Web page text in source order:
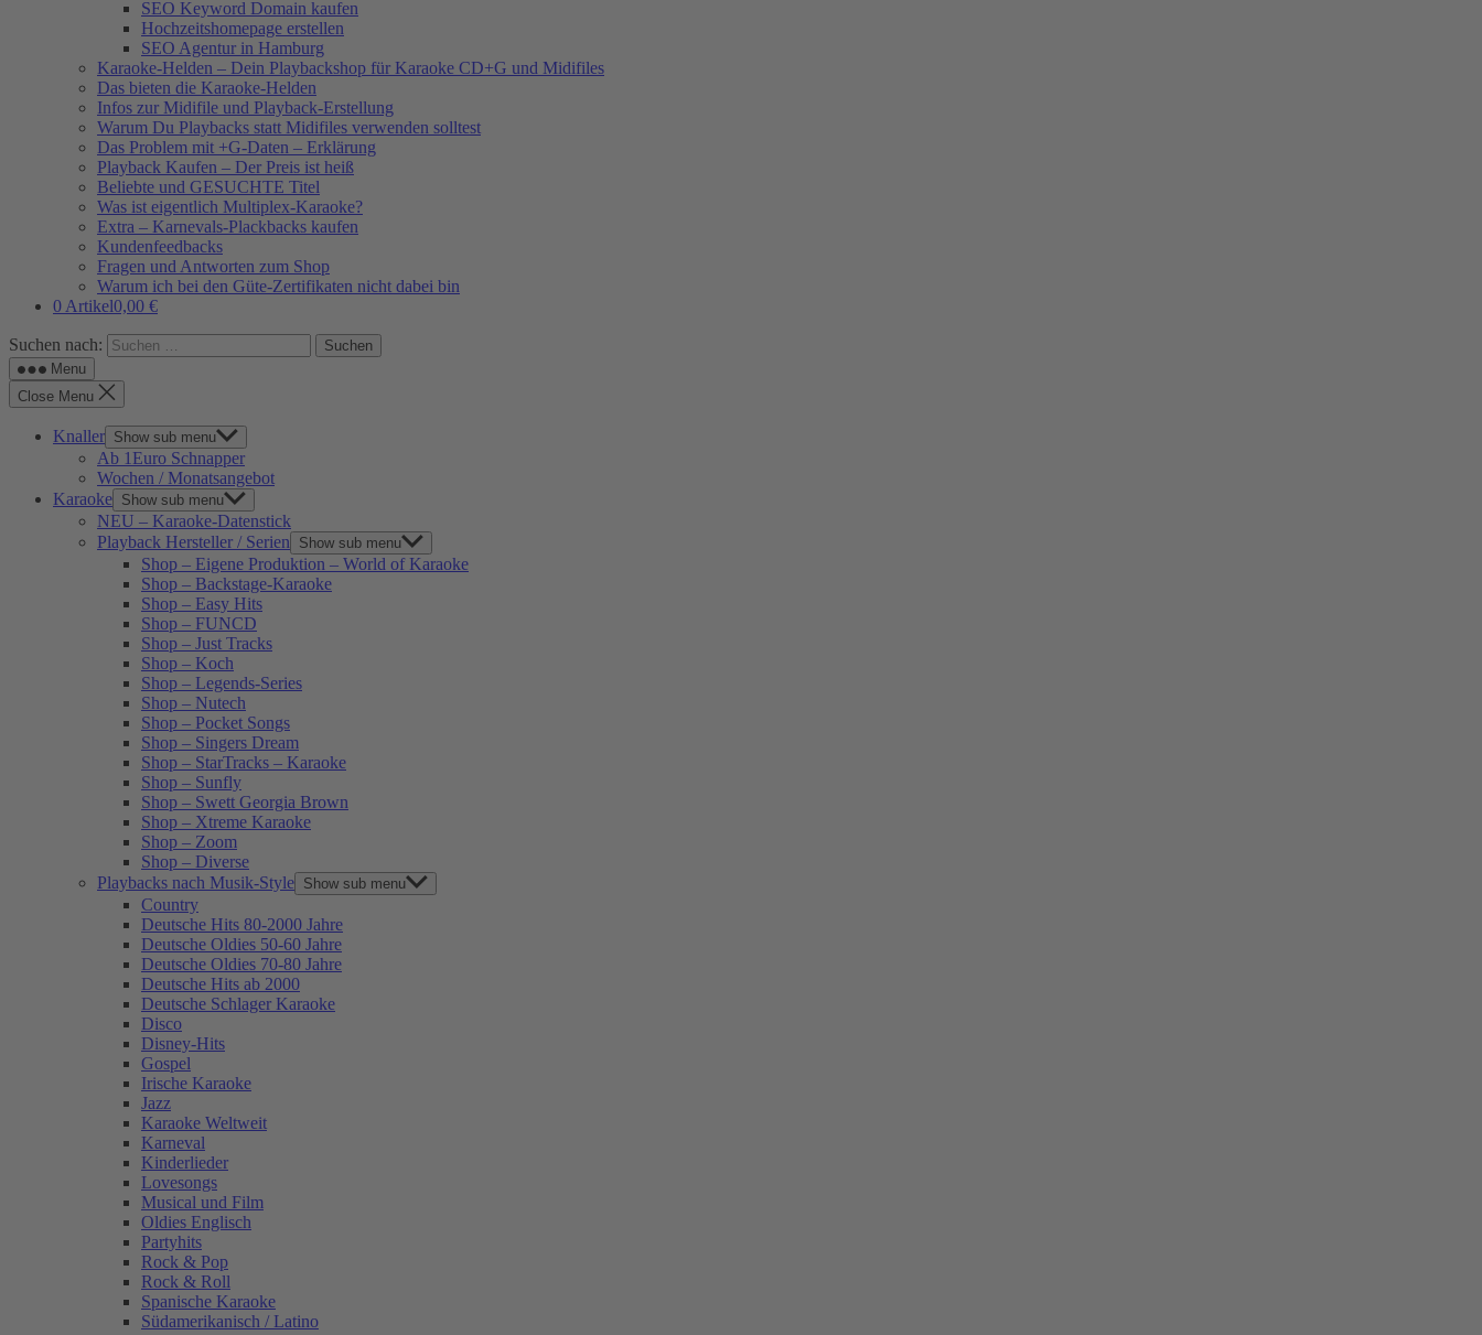
SEO Keyword Domain kaufen
Hochzeitshomepage erstellen
SEO Agentur in Hamburg
Karaoke-Helden – Dein Playbackshop für Karaoke CD+G und Midifiles
Das bieten die Karaoke-Helden
Infos zur Midifile und Playback-Erstellung
Warum Du Playbacks statt Midifiles verwenden solltest
Das Problem mit +G-Daten – Erklärung
Playback Kaufen – Der Preis ist heiß
Beliebte und GESUCHTE Titel
Was ist eigentlich Multiplex-Karaoke?
Extra – Karnevals-Plackbacks kaufen
Kundenfeedbacks
Fragen und Antworten zum Shop
Warum ich bei den Güte-Zertifikaten nicht dabei bin
0 Artikel0,00 €
Suchen nach:
Menu
Close Menu
Knaller Show sub menu
Ab 1Euro Schnapper
Wochen / Monatsangebot
Karaoke Show sub menu
NEU – Karaoke-Datenstick
Playback Hersteller / Serien
Show sub menu
Shop – Eigene Produktion – World of Karaoke
Shop – Backstage-Karaoke
Shop – Easy Hits
Shop – FUNCD
Shop – Just Tracks
Shop – Koch
Shop – Legends-Series
Shop – Nutech
Shop – Pocket Songs
Shop – Singers Dream
Shop – StarTracks – Karaoke
Shop – Sunfly
Shop – Swett Georgia Brown
Shop – Xtreme Karaoke
Shop – Zoom
Shop – Diverse
Playbacks nach Musik-Style Show sub menu
Country
Deutsche Hits 80-2000 Jahre
Deutsche Oldies 50-60 Jahre
Deutsche Oldies 70-80 Jahre
Deutsche Hits ab 2000
Deutsche Schlager Karaoke
Disco
Disney-Hits
Gospel
Irische Karaoke
Jazz
Karaoke Weltweit
Karneval
Kinderlieder
Lovesongs
Musical und Film
Oldies Englisch
Partyhits
Rock & Pop
Rock & Roll
Spanische Karaoke
Südamerikanisch / Latino